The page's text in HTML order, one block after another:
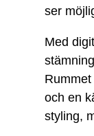
ser
Med
och en
styling,